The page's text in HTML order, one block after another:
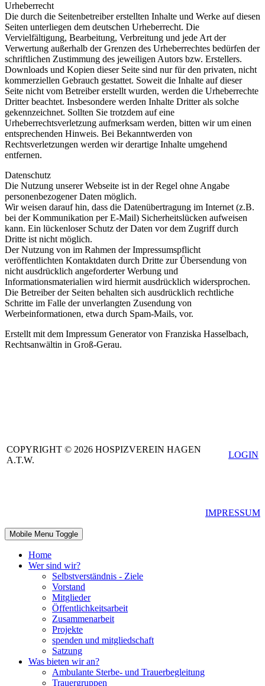
Urheberrecht
Die durch die Seitenbetreiber erstellten Inhalte und Werke auf diesen
Seiten unterliegen dem deutschen Urheberrecht. Die
Vervielfältigung, Bearbeitung, Verbreitung und jede Art der
Verwertung außerhalb der Grenzen des Urheberrechtes bedürfen der
schriftlichen Zustimmung des jeweiligen Autors bzw. Erstellers.
Downloads und Kopien dieser Seite sind nur für den privaten, nicht
kommerziellen Gebrauch gestattet. Soweit die Inhalte auf dieser
Seite nicht vom Betreiber erstellt wurden, werden die Urheberrechte
Dritter beachtet. Insbesondere werden Inhalte Dritter als solche
gekennzeichnet. Sollten Sie trotzdem auf eine
Urheberrechtsverletzung aufmerksam werden, bitten wir um einen
entsprechenden Hinweis. Bei Bekanntwerden von
Rechtsverletzungen werden wir derartige Inhalte umgehend
entfernen.
Datenschutz
Die Nutzung unserer Webseite ist in der Regel ohne Angabe
personenbezogener Daten möglich.
Wir weisen darauf hin, dass die Datenübertragung im Internet (z.B.
bei der Kommunikation per E-Mail) Sicherheitslücken aufweisen
kann. Ein lückenloser Schutz der Daten vor dem Zugriff durch
Dritte ist nicht möglich.
Der Nutzung von im Rahmen der Impressumspflicht
veröffentlichten Kontaktdaten durch Dritte zur Übersendung von
nicht ausdrücklich angeforderter Werbung und
Informationsmaterialien wird hiermit ausdrücklich widersprochen.
Die Betreiber der Seiten behalten sich ausdrücklich rechtliche
Schritte im Falle der unverlangten Zusendung von
Werbeinformationen, etwa durch Spam-Mails, vor.
Erstellt mit dem Impressum Generator von Franziska Hasselbach,
Rechtsanwältin in Groß-Gerau.
COPYRIGHT © 2026 HOSPIZVEREIN HAGEN
A.T.W.
LOGIN
IMPRESSUM
Mobile Menu Toggle
Home
Wer sind wir?
Selbstverständnis - Ziele
Vorstand
Mitglieder
Öffentlichkeitsarbeit
Zusammenarbeit
Projekte
spenden und mitgliedschaft
Satzung
Was bieten wir an?
Ambulante Sterbe- und Trauerbegleitung
Trauergruppen